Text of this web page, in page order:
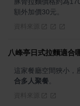
額外加價30元。
八峰亭日式拉麵適合
這家餐廳空間狹小，
合多人聚餐